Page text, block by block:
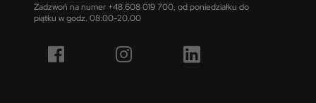
Zadzwoń na numer +48 608 019 700, od poniedziałku do
piątku w godz. 08:00-20.00